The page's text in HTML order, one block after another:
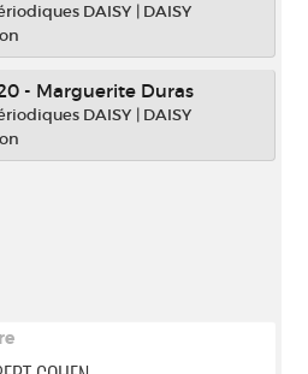
DAISY | DAISY
- Marguerite Duras
DAISY | DAISY